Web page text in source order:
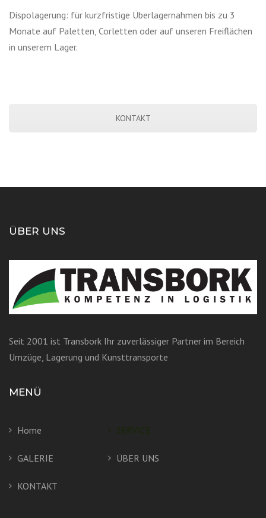
Dispolagerung: für kurzfristige Überlagernahmen bis zu 3
Monate auf Paletten, Corletten oder auf unseren Freiflächen
in unserem Lager.
KONTAKT
ÜBER UNS
Seit 2001 ist Transbork Ihr zuverlässiger Partner im Bereich
Umzüge, Lagerung und Kunsttransporte
MENÜ
Home SERVICE
GALERIE ÜBER UNS
KONTAKT